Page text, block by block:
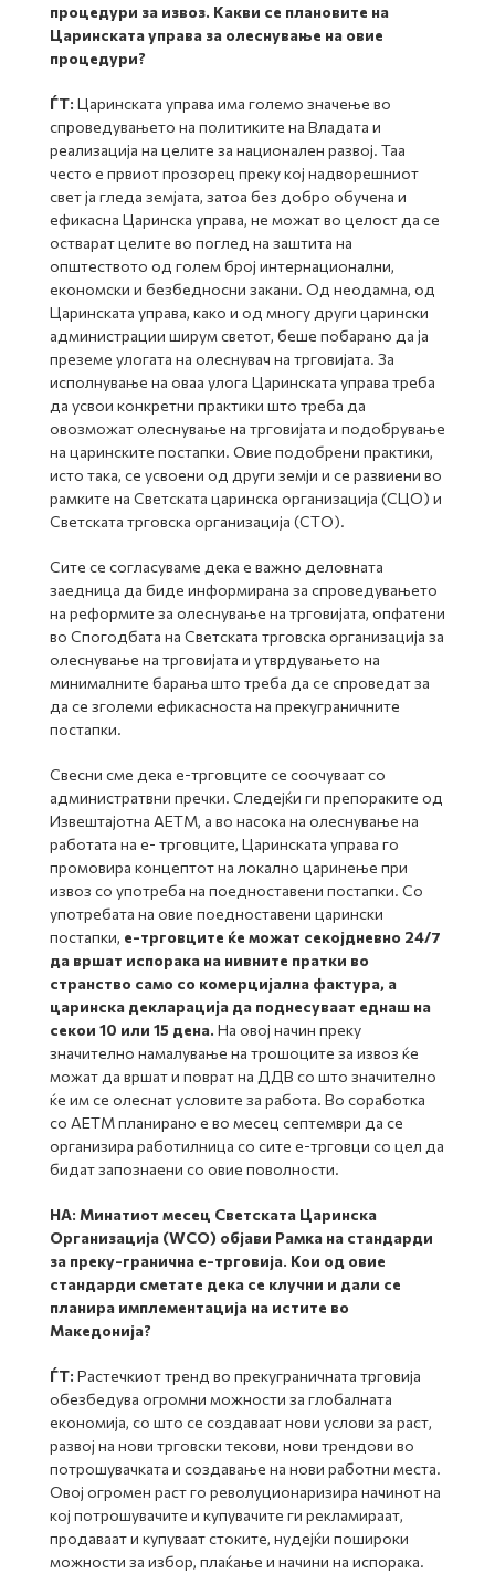
процедури за извоз. Какви се плановите на
Царинската управа за олеснување на овие
процедури?
ЃТ: Царинската управа има големо значење во
спроведувањето на политиките на Владата и
реализација на целите за национален развој. Таа
често е првиот прозорец преку кој надворешниот
свет ја гледа земјата, затоа без добро обучена и
ефикасна Царинска управа, не можат во целост да се
остварат целите во поглед на заштита на
општеството од голем број интернационални,
економски и безбедносни закани. Од неодамна, од
Царинската управа, како и од многу други царински
администрации ширум светот, беше побарано да ја
преземе улогата на олеснувач на трговијата. За
исполнување на оваа улога Царинската управа треба
да усвои конкретни практики што треба да
овозможат олеснување на трговијата и подобрување
на царинските постапки. Овие подобрени практики,
исто така, се усвоени од други земји и се развиени во
рамките на Светската царинска организација (СЦО) и
Светската трговска организација (СТО).
Сите се согласуваме дека е важно деловната
заедница да биде информирана за спроведувањето
на реформите за олеснување на трговијата, опфатени
во Спогодбата на Светската трговска организација за
олеснување на трговијата и утврдувањето на
минималните барања што треба да се спроведат за
да се зголеми ефикасноста на прекуграничните
постапки.
Свесни сме дека е-трговците се соочуваат со
администратвни пречки. Следејќи ги препораките од
Извештајотна АЕТМ, а во насока на олеснување на
работата на е- трговците, Царинската управа го
промовира концептот на локално царинење при
извоз со употреба на поедноставени постапки. Со
употребата на овие поедноставени царински
постапки, е-трговците ќе можат секојдневно 24/7
да вршат испорака на нивните пратки во
странство само со комерцијална фактура, а
царинска декларација да поднесуваат еднаш на
секои 10 или 15 дена. На овој начин преку
значително намалување на трошоците за извоз ќе
можат да вршат и поврат на ДДВ со што значително
ќе им се олеснат условите за работа. Во соработка
со АЕТМ планирано е во месец септември да се
организира работилница со сите е-трговци со цел да
бидат запознаени со овие поволности.
НА: Минатиот месец Светската Царинска
Организација (WCO) објави Рамка на стандарди
за преку-гранична е-трговија. Кои од овие
стандарди сметате дека се клучни и дали се
планира имплементација на истите во
Македонија?
ЃТ: Растечкиот тренд во прекуграничната трговија
обезбедува огромни можности за глобалната
економија, со што се создаваат нови услови за раст,
развој на нови трговски текови, нови трендови во
потрошувачката и создавање на нови работни места.
Овој огромен раст го револуционаризира начинот на
кој потрошувачите и купувачите ги рекламираат,
продаваат и купуваат стоките, нудејќи пошироки
можности за избор, плаќање и начини на испорака.